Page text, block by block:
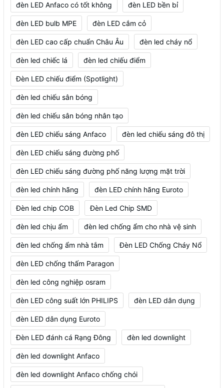
đèn LED Anfaco có tốt không đèn LED bền bỉ
đèn LED bulb MPE đèn LED cắm cỏ
đèn LED cao cấp chuẩn Châu Âu đèn led cháy nổ
đèn led chiếc lá đèn led chiếu điểm
Đèn LED chiếu điểm (Spotlight)
đèn led chiếu sân bóng
đèn led chiếu sân bóng nhân tạo
đèn LED chiếu sáng Anfaco đèn led chiếu sáng đô thị
đèn LED chiếu sáng đường phố
đèn LED chiếu sáng đường phố năng lượng mặt trời
đèn led chính hãng đèn LED chính hãng Euroto
Đèn led chip COB Đèn Led Chip SMD
đèn led chịu ẩm đèn led chống ẩm cho nhà vệ sinh
đèn led chống ẩm nhà tắm Đèn LED Chống Cháy Nổ
đèn LED chống thấm Paragon
đèn led công nghiệp osram
đèn LED công suất lớn PHILIPS đèn LED dân dụng
đèn LED dân dụng Euroto
Đèn LED đánh cá Rạng Đông đèn led downlight
đèn led downlight Anfaco
đèn led downlight Anfaco chống chói